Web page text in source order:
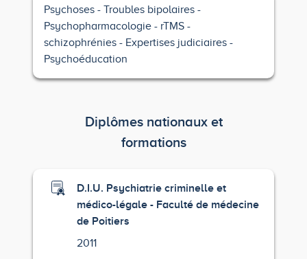
Psychoses
Troubles bipolaires
Psychopharmacologie
rTMS
schizophrénies
Expertises judiciaires
Psychoéducation
Diplômes nationaux et
formations
D.I.U. Psychiatrie criminelle et
médico-légale - Faculté de médecine
de Poitiers
2011